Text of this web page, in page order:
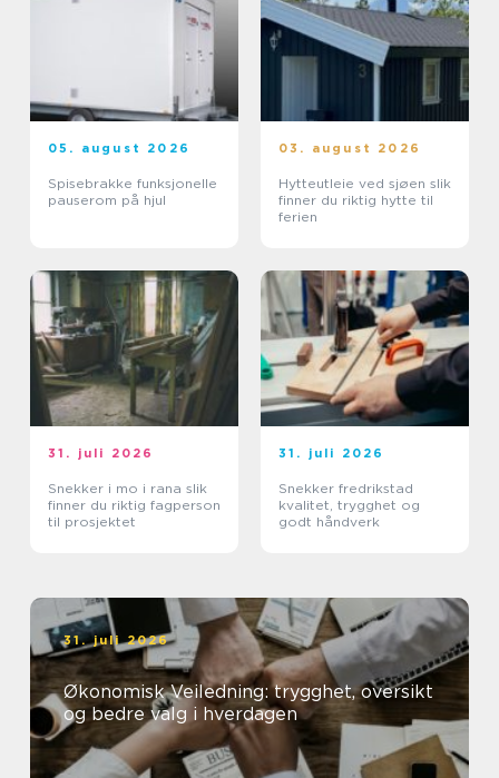
05. august 2026
Spisebrakke funksjonelle
pauserom på hjul
03. august 2026
Hytteutleie ved sjøen slik
finner du riktig hytte til
ferien
31. juli 2026
Snekker i mo i rana slik
finner du riktig fagperson
til prosjektet
31. juli 2026
Snekker fredrikstad
kvalitet, trygghet og
godt håndverk
31. juli 2026
Økonomisk Veiledning: trygghet, oversikt
og bedre valg i hverdagen